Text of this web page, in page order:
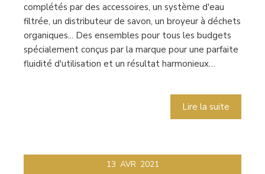
complétés par des accessoires, un système d'eau
filtrée, un distributeur de savon, un broyeur à déchets
organiques... Des ensembles pour tous les budgets
spécialement conçus par la marque pour une parfaite
fluidité d'utilisation et un résultat harmonieux…
Lire la suite
13 AVR 2021